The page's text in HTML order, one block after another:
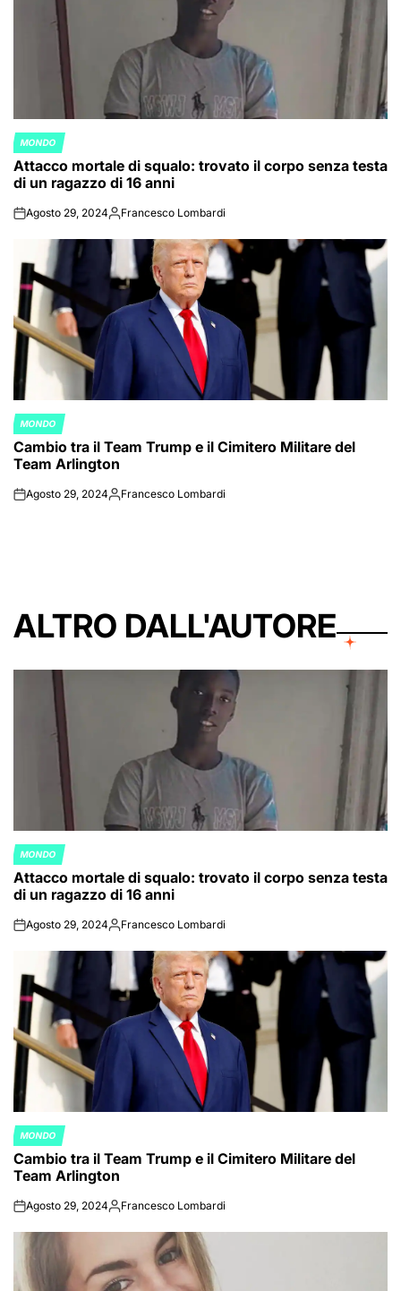
POSTED
IN
MONDO
Attacco mortale di squalo: trovato il corpo senza testa
di un ragazzo di 16 anni
onAgosto 29, 2024Posted
Francesco Lombardi
POSTED
IN
MONDO
Cambio tra il Team Trump e il Cimitero Militare del
Team Arlington
onAgosto 29, 2024Posted
Francesco Lombardi
ALTRO DALL'AUTORE
POSTED
IN
MONDO
Attacco mortale di squalo: trovato il corpo senza testa
di un ragazzo di 16 anni
onAgosto 29, 2024Posted
Francesco Lombardi
POSTED
IN
MONDO
Cambio tra il Team Trump e il Cimitero Militare del
Team Arlington
onAgosto 29, 2024Posted
Francesco Lombardi